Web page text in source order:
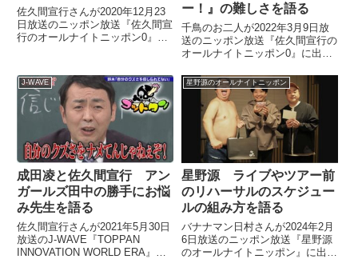
佐久間宣行さんが2020年12月23
日放送のニッポン放送『佐久間宣
行のオールナイトニッポン0』の
━━━━━━━━━━━━? M-1
グランプリ2020 ?? 決 戦
開 始 ?━━━━...
ー！』の難しさを語る
千鳥のお二人が2022年3月9日放
送のニッポン放送『佐久間宣行の
オールナイトニッポン0』に出
サバイバー！』について話す中で
そのトークの難しさや極限まで追
い詰められた撮影現場の様子など
を話していました。
J-WAVE
成田凌と佐久間宣行 アン
ガールズ田中の勝手にお悩
み先生を語る
佐久間宣行さんが2021年5月30日
放送のJ-WAVE『TOPPAN
INNOVATION WORLD ERA』に
星野源のオールナイトニッポン
星野源 ライブやツアー前
のリハーサルのスケジュー
ルの組み方を語る
バナナマン日村さんが2024年2月
6日放送のニッポン放送『星野源
のオールナイトニッポン』に出